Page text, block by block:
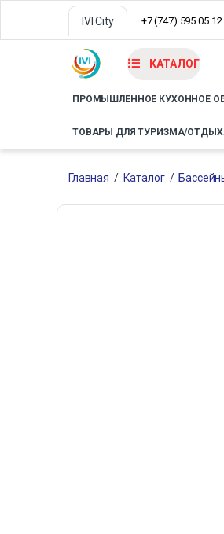
IVI City +7 (747) 595 05 12
КАТАЛОГ
ПРОМЫШЛЕННОЕ КУХОННОЕ
ТОВАРЫ ДЛЯ ТУРИЗМА/
Главная / Каталог /